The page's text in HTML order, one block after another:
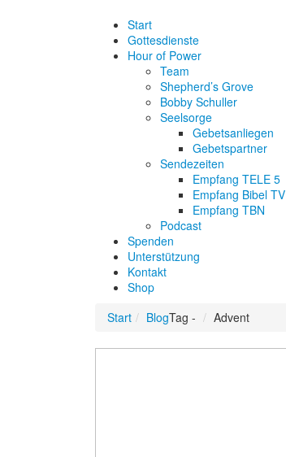
Start
Gottesdienste
Hour of Power
Team
Shepherd’s Grove
Bobby Schuller
Seelsorge
Gebetsanliegen
Gebetspartner
Sendezeiten
Empfang TELE 5
Empfang Bibel TV
Empfang TBN
Podcast
Spenden
Unterstützung
Kontakt
Shop
Start
BlogTag - Advent